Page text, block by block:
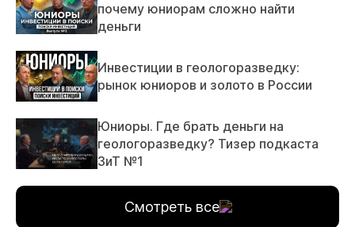
почему юниорам сложно найти
деньги
Инвестиции в геологоразведку:
рынок юниоров и золото в России
Юниоры. Где брать деньги на
геологоразведку? Тизер подкаста
ЗиТ №1
Смотреть все